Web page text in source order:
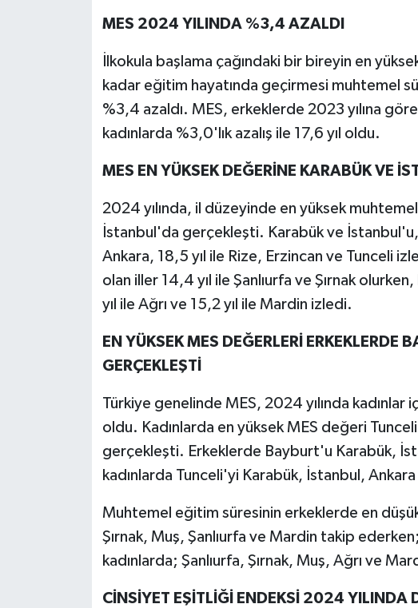
MES 2024 YILINDA %3,4 AZALDI
İlkokula başlama çağındaki bir bireyin en
kadar eğitim hayatında geçirmesi muhtemel
%3,4 azaldı. MES, erkeklerde 2023 yılına
kadınlarda %3,0'lık azalış ile 17,6 yıl oldu.
MES EN YÜKSEK DEĞERİNE KARABÜK VE
2024 yılında, il düzeyinde en yüksek
İstanbul'da gerçekleşti. Karabük ve İstanbul'u,
Ankara, 18,5 yıl ile Rize, Erzincan ve Tunceli
olan iller 14,4 yıl ile Şanlıurfa ve Şırnak
yıl ile Ağrı ve 15,2 yıl ile Mardin izledi.
EN YÜKSEK MES DEĞERLERİ
GERÇEKLEŞTİ
Türkiye genelinde MES, 2024 yılında kadınlar
oldu. Kadınlarda en yüksek MES değeri
gerçekleşti. Erkeklerde Bayburt'u Karabük,
kadınlarda Tunceli'yi Karabük, İstanbul,
Muhtemel eğitim süresinin erkeklerde en düşük
Şırnak, Muş, Şanlıurfa ve Mardin takip
kadınlarda; Şanlıurfa, Şırnak, Muş, Ağrı ve
CİNSİYET EŞİTLİĞİ ENDEKSİ 2024 YILINDA